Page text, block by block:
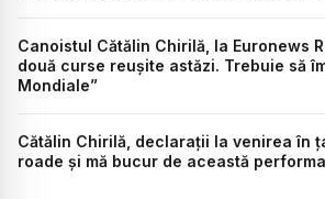
Canoistul Cătălin Chirilă, la Euronews
două curse reușite astăzi. Trebuie să
Mondiale”
Cătălin Chirilă, declarații la venirea în
roade şi mă bucur de această